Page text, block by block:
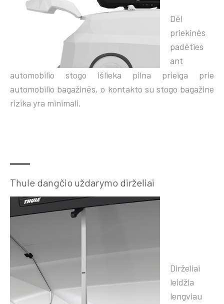
Dėl
priekinės
padėties
ant
automobilio stogo išlieka pilna prieiga prie
automobilio bagažinės, o kontakto su stogo bagažine
rizika yra minimali.
Thule dangčio uždarymo dirželiai
Dirželiai
leidžia
lengviau